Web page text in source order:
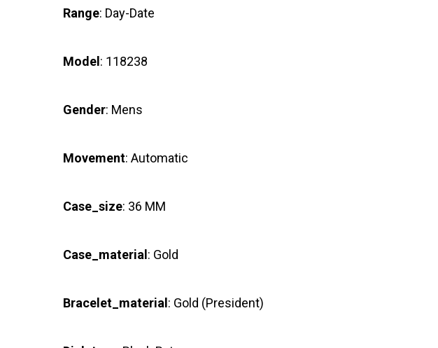
Range: Day-Date
Model : 118238
Gender: Mens
Movement: Automatic
Case_size: 36 MM
Case_material : Gold
Bracelet_material : Gold (President)